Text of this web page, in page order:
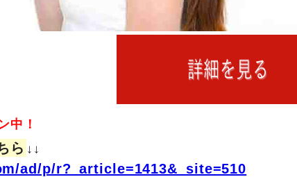
中！
ら ↓↓
ad/p/r?_article=1413&_site=510